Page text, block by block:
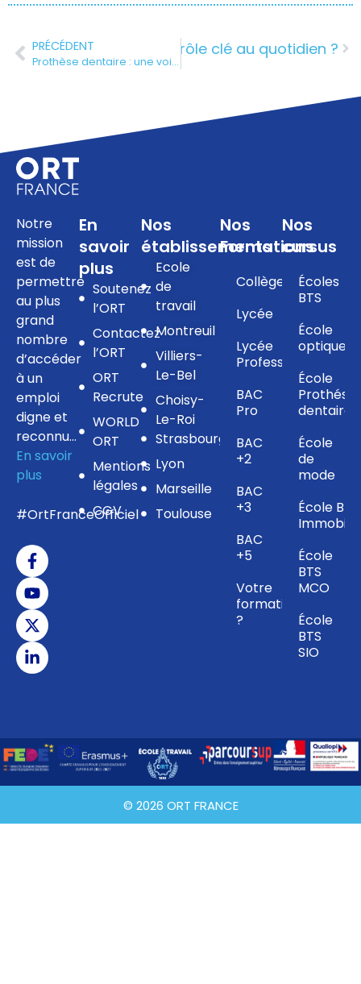
PRÉCÉDENT
Prothèse dentaire : une voie professionnelle pour les jeunes minutieux et manuels
l’opticien joue un rôle clé au quotidien ?
Notre
mission
est de
permettre
au plus
grand
nombre
d’accéder
à un
emploi
digne et
reconnu…
En savoir
plus
#OrtFranceOfficiel
En
savoir
plus
Soutenez
l’ORT
Contactez
l’ORT
ORT
Recrute
WORLD
ORT
Mentions
légales
CGV
Nos
établissements
Ecole
de
travail
Montreuil
Villiers-
Le-Bel
Choisy-
Le-Roi
Strasbourg
Lyon
Marseille
Toulouse
Nos
Formations
Collège
Lycée
Lycée
Professionnel
BAC
Pro
BAC
+2
BAC
+3
BAC
+5
Votre
formation
?
Nos
cursus
Écoles
BTS
École
optique
École
dentaire
École
de
mode
École BTS
École
BTS
MCO
École
BTS
SIO
© 2026 ORT FRANCE